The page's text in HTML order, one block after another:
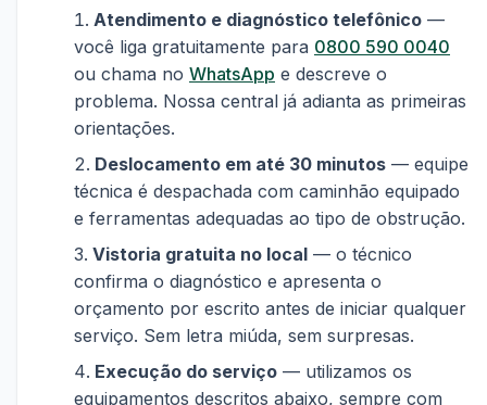
Atendimento e diagnóstico telefônico —
você liga gratuitamente para 0800 590 0040
ou chama no WhatsApp e descreve o
problema. Nossa central já adianta as primeiras
orientações.
Deslocamento em até 30 minutos — equipe
técnica é despachada com caminhão equipado
e ferramentas adequadas ao tipo de obstrução.
Vistoria gratuita no local — o técnico
confirma o diagnóstico e apresenta o
orçamento por escrito antes de iniciar qualquer
serviço. Sem letra miúda, sem surpresas.
Execução do serviço — utilizamos os
equipamentos descritos abaixo, sempre com